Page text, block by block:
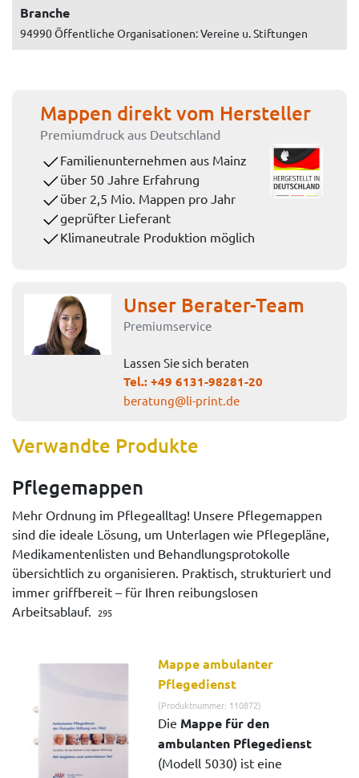
Branche
94990 Öffentliche Organisationen: Vereine u. Stiftungen
Mappen direkt vom Hersteller
Premiumdruck aus Deutschland
Familienunternehmen aus Mainz
über 50 Jahre Erfahrung
über 2,5 Mio. Mappen pro Jahr
geprüfter Lieferant
Klimaneutrale Produktion möglich
Unser Berater-Team
Premiumservice
Lassen Sie sich beraten
Tel.:+49 6131-98281-20
beratung@li-print.de
Verwandte Produkte
Pflegemappen
Mehr Ordnung im Pflegealltag! Unsere Pflegemappen
sind die ideale Lösung, um Unterlagen wie Pflegepläne,
Medikamentenlisten und Behandlungsprotokolle
übersichtlich zu organisieren. Praktisch, strukturiert und
immer griffbereit – für Ihren reibungslosen
Arbeitsablauf. 295
Mappe ambulanter
Pflegedienst
(Produktnummer: 110872)
Die Mappe für den
ambulanten Pflegedienst
(Modell 5030) ist eine